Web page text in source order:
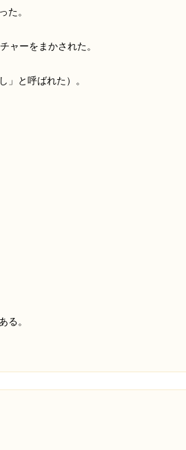
た。
ャーをまかされた。
と呼ばれた）。
る。